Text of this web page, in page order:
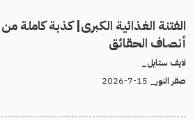
الفتنة الغذائية الكبرى| كذبة كاملة من
أنصاف الحقائق
لايف ستايل_
صقر النور_